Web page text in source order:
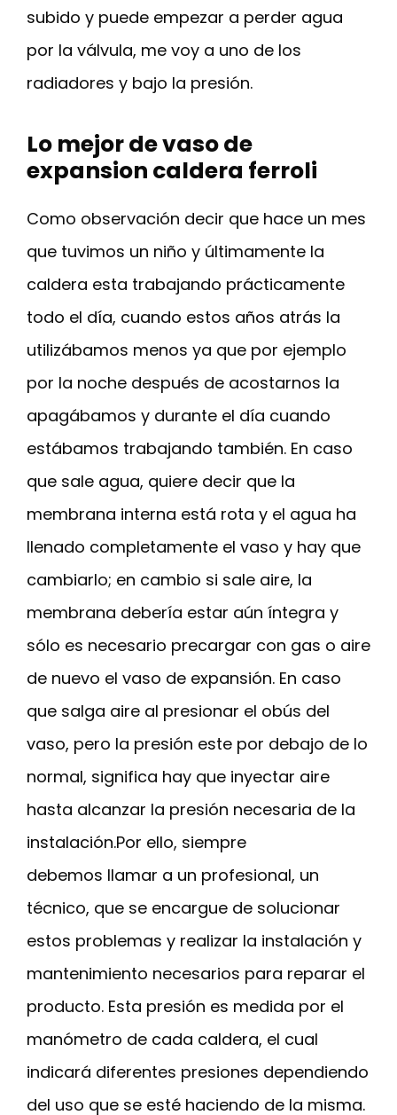
subido y puede empezar a perder agua
por la válvula, me voy a uno de los
radiadores y bajo la presión.
Lo mejor de vaso de
expansion caldera ferroli
Como observación decir que hace un mes
que tuvimos un niño y últimamente la
caldera esta trabajando prácticamente
todo el día, cuando estos años atrás la
utilizábamos menos ya que por ejemplo
por la noche después de acostarnos la
apagábamos y durante el día cuando
estábamos trabajando también. En caso
que sale agua, quiere decir que la
membrana interna está rota y el agua ha
llenado completamente el vaso y hay que
cambiarlo; en cambio si sale aire, la
membrana debería estar aún íntegra y
sólo es necesario precargar con gas o aire
de nuevo el vaso de expansión. En caso
que salga aire al presionar el obús del
vaso, pero la presión este por debajo de lo
normal, significa hay que inyectar aire
hasta alcanzar la presión necesaria de la
instalación.Por ello, siempre
debemos llamar a un profesional, un
técnico, que se encargue de solucionar
estos problemas y realizar la instalación y
mantenimiento necesarios para reparar el
producto. Esta presión es medida por el
manómetro de cada caldera, el cual
indicará diferentes presiones dependiendo
del uso que se esté haciendo de la misma.